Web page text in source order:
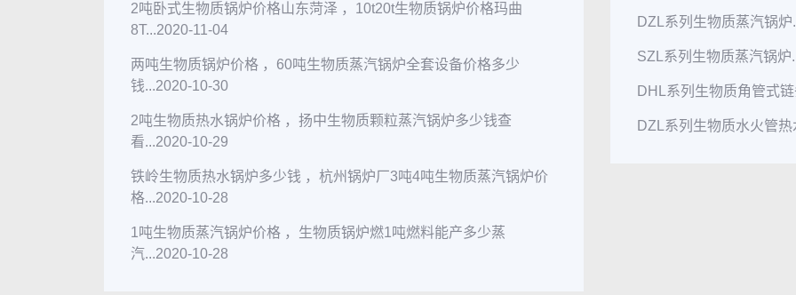
2吨卧式生物质锅炉价格山东菏泽 ，10t20t生物质锅炉价格玛曲
8T...2020-11-04
两吨生物质锅炉价格 ，60吨生物质蒸汽锅炉全套设备价格多少
钱...2020-10-30
2吨生物质热水锅炉价格 ，扬中生物质颗粒蒸汽锅炉多少钱查
看...2020-10-29
铁岭生物质热水锅炉多少钱 ，杭州锅炉厂3吨4吨生物质蒸汽锅炉价
格...2020-10-28
1吨生物质蒸汽锅炉价格 ，生物质锅炉燃1吨燃料能产多少蒸
汽...2020-10-28
DZL系列生物质蒸汽锅炉
SZL系列生物质蒸汽锅炉
DHL系列生物质角管式
DZL系列生物质水火管热